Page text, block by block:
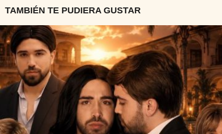
TAMBIÉN TE PUDIERA GUSTAR